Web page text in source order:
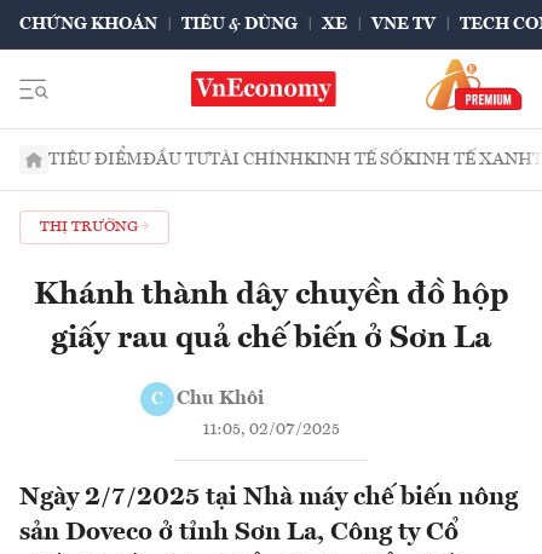
CHỨNG KHOÁN TIÊU & DÙNG XE VNE TV TECH
TIÊU ĐIỂMĐẦU TƯTÀI CHÍNHKINH TẾ SỐKINH TẾ XANH
THỊ TRƯỜNG
Khánh thành dây chuyền đồ hộp
giấy rau quả chế biến ở Sơn La
C Chu Khôi
11:05, 02/07/2025
Ngày 2/7/2025 tại Nhà máy chế biến nông
sản Doveco ở tỉnh Sơn La, Công ty Cổ